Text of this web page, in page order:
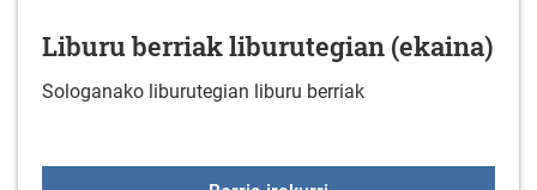
Liburu berriak liburutegian (ekaina)
Sologanako liburutegian liburu berriak